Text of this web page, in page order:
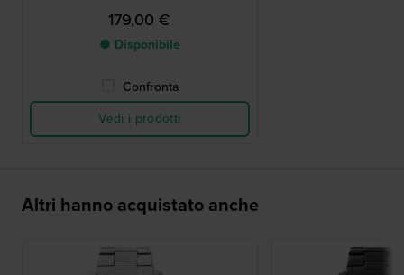
179,00 €
● Disponibile
Confronta
Vedi i prodotti
Altri hanno acquistato anche